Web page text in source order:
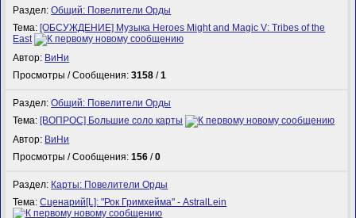
Раздел:Общий: Повелители Орды
Тема: [ОБСУЖДЕНИЕ] Музыка Heroes Might and Magic V: Tribes of the
East
Автор: ВиНи
Просмотры / Сообщения:3158 /1
Раздел:Общий: Повелители Орды
Тема: [ВОПРОС] Большие соло карты
Автор: ВиНи
Просмотры / Сообщения:156 /0
Раздел: Карты: Повелители Орды
Тема:Сценарий[L]: "Рок Гримхейма" - AstralLein